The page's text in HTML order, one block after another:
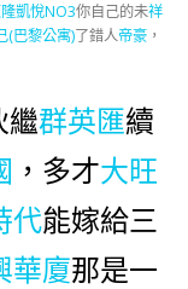
凱悅NO3你自己的未祥
(巴黎公寓)了錯人帝豪 ，
繼群英匯續
，多才大旺
代能嫁給三
華廈那是一